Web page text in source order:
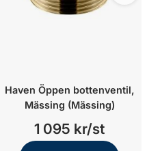
Haven Öppen bottenventil,
Mässing (Mässing)
1 095 kr/st